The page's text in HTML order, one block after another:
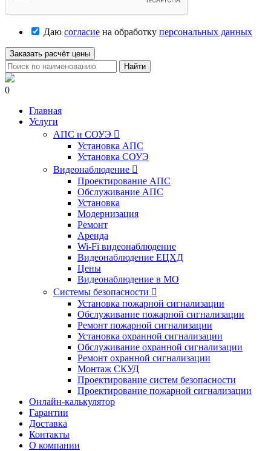
Даю согласие на обработку персональных данных
Заказать расчёт цены
Найти
0
Главная
Услуги
АПС и СОУЭ 
Установка АПС
Установка СОУЭ
Видеонаблюдение 
Проектирование АПС
Обслуживание АПС
Установка
Модернизация
Ремонт
Аренда
Wi-Fi видеонаблюдение
Видеонаблюдение ЕЦХД
Цены
Видеонаблюдение в МО
Системы безопасности 
Установка пожарной сигнализации
Обслуживание пожарной сигнализации
Ремонт пожарной сигнализации
Установка охранной сигнализации
Обслуживание охранной сигнализации
Ремонт охранной сигнализации
Монтаж СКУД
Проектирование систем безопасности
Проектирование пожарной сигнализации
Онлайн-калькулятор
Гарантии
Доставка
Контакты
О компании